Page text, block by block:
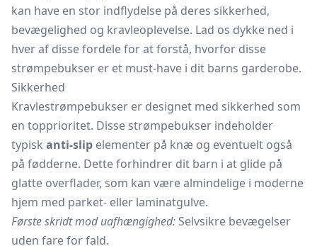
kan have en stor indflydelse på deres sikkerhed,
bevægelighed og kravleoplevelse. Lad os dykke ned i
hver af disse fordele for at forstå, hvorfor disse
strømpebukser er et must-have i dit barns garderobe.
Sikkerhed
Kravlestrømpebukser er designet med sikkerhed som
en topprioritet. Disse strømpebukser indeholder
typisk anti-slip elementer på knæ og eventuelt også
på fødderne. Dette forhindrer dit barn i at glide på
glatte overflader, som kan være almindelige i moderne
hjem med parket- eller laminatgulve.
Første skridt mod uafhængighed: Selvsikre bevægelser
uden fare for fald.